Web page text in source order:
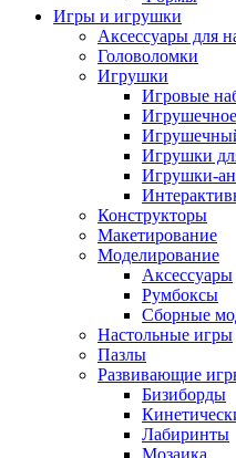
Игры и игрушки
Аксессуары для
Головоломки
Игрушки
Игровые
Игрушки
Игрушки-
Конструкторы
Макетирование
Моделирование
Аксессуары
Румбоксы
Сборные
Настольные игры
Пазлы
Развивающие
Бизиборды
Лабиринты
Мозаика